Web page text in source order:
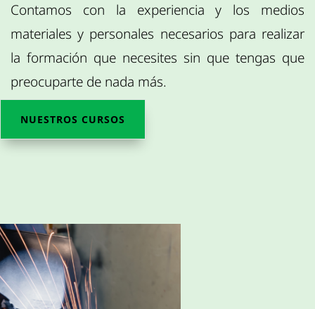
Contamos con la experiencia y los medios
materiales y personales necesarios para realizar
la formación que necesites sin que tengas que
preocuparte de nada más.
NUESTROS CURSOS